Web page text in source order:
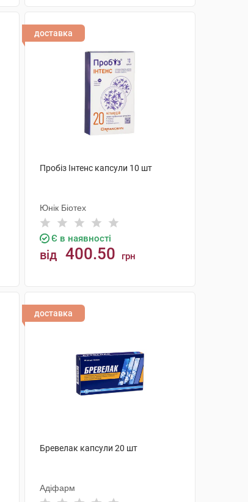
доставка
Пробіз Інтенс капсули 10 шт
Юнік Біотех
Є в наявності
від 400.50 грн
доставка
Бревелак капсули 20 шт
Адіфарм